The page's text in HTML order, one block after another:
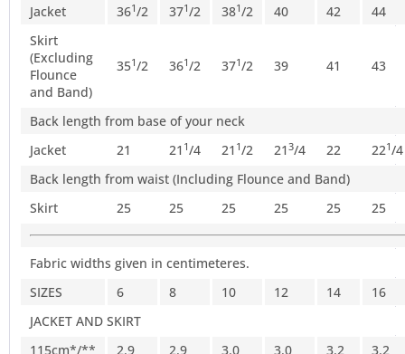
Jacket
361/2 371/2 381/2 40 42
44
Skirt
(Excluding
Flounce
and Band)
351/2 361/2 371/2 39 41 43
Back length from base of your neck
Jacket
21 21 1/4 21 1/2 21 3/4 22 221/4
Back length from waist (Including Flounce and Band)
Skirt
25 25 25 25 25 25
Fabric widths given in centimeteres.
SIZES
6 8 10 12 14
16
JACKET AND SKIRT
115cm*/**
2.9 2.9 3.0 3.0 3.2 3.2